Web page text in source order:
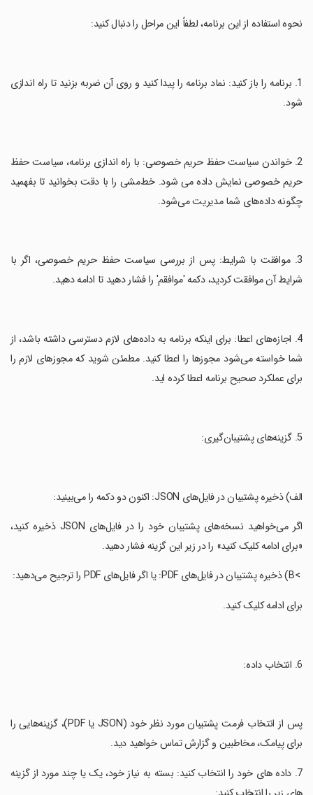
‏نحوه استفاده از این برنامه، لطفاً این مراحل را دنبال کنید:
‏1. برنامه را باز کنید: نماد برنامه را پیدا کنید و روی آن ضربه بزنید تا راه اندازی
شود.
‏2. خواندن سیاست حفظ حریم خصوصی: با راه اندازی برنامه، سیاست حفظ
حریم خصوصی نمایش داده می شود. خط‌مشی را با دقت بخوانید تا بفهمید
چگونه داده‌های شما مدیریت می‌شود.
‏3. موافقت با شرایط: پس از بررسی سیاست حفظ حریم خصوصی، اگر با
شرایط آن موافقت کردید، دکمه 'موافقم' را فشار دهید تا ادامه دهید.
‏4. اجازه‌های اعطا: برای اینکه برنامه به داده‌های لازم دسترسی داشته باشد، از
شما خواسته می‌شود مجوزها را اعطا کنید. مطمئن شوید که مجوزهای لازم را
برای عملکرد صحیح برنامه اعطا کرده اید.
‏الف) ذخیره پشتیبان در فایل‌های JSON: اکنون دو دکمه را می‌بینید:
‏اگر می‌خواهید نسخه‌های پشتیبان خود را در فایل‌های JSON ذخیره کنید،
«برای ادامه کلیک کنید» را در زیر این گزینه فشار دهید.
‏ >B) ذخیره پشتیبان در فایل‌های PDF: یا اگر فایل‌های PDF را ترجیح می‌دهید:
‏برای ادامه کلیک کنید.
‏پس از انتخاب فرمت پشتیبان مورد نظر خود (JSON یا PDF)، گزینه‌هایی را
برای پیامک، مخاطبین و گزارش تماس خواهید دید.
‏7. داده های خود را انتخاب کنید: بسته به نیاز خود، یک یا چند مورد از گزینه